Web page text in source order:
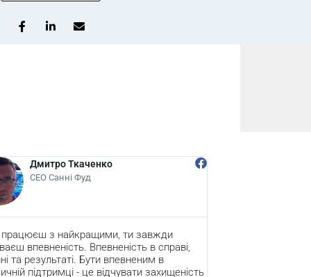
Фуд
ти завжди
Впевненість в справі,
Бути впевненим в
- це відчувати захищеність
English Monsters – це школа
яка навчає учнів за своєю
Школа активно зростає,
та розширює коло своїх